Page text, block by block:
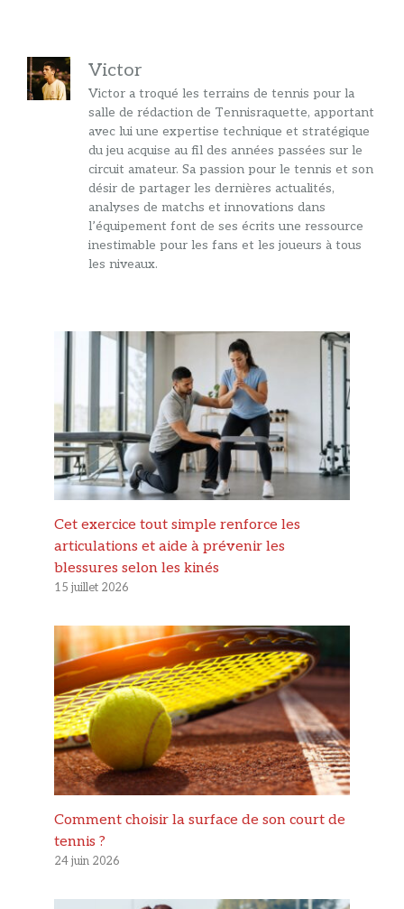
Victor
Victor a troqué les terrains de tennis pour la
salle de rédaction de Tennisraquette, apportant
avec lui une expertise technique et stratégique
du jeu acquise au fil des années passées sur le
circuit amateur. Sa passion pour le tennis et son
désir de partager les dernières actualités,
analyses de matchs et innovations dans
l’équipement font de ses écrits une ressource
inestimable pour les fans et les joueurs à tous
les niveaux.
Cet exercice tout simple renforce les
articulations et aide à prévenir les
blessures selon les kinés
15 juillet 2026
Comment choisir la surface de son court de
tennis ?
24 juin 2026